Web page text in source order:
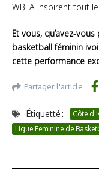
WBLA inspirent tout
Et vous, qu’avez-
basketball féminin
cette performance
Partager l'article
Étiquetté : Côte
Ligue Feminine de